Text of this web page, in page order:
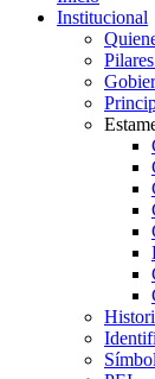
Institucional